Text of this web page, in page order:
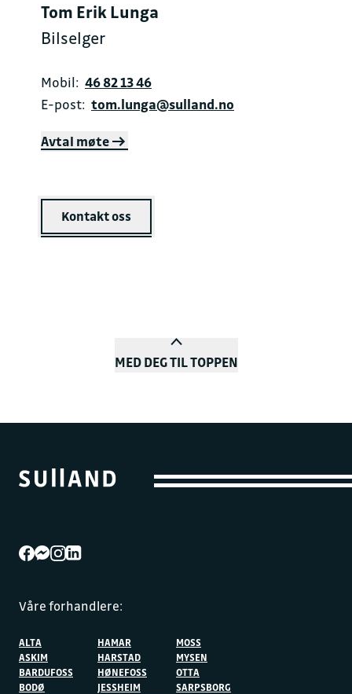
Tom Erik Lunga
Bilselger
Mobil: 46 82 13 46
E-post: tom.lunga@sulland.no
Avtal møte
Kontakt oss
MED DEG TIL TOPPEN
Våre forhandlere:
ALTA
ASKIM
BARDUFOSS
BODØ
HAMAR
HARSTAD
HØNEFOSS
JESSHEIM
MOSS
MYSEN
OTTA
SARPSBORG